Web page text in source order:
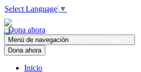
Select Language ▼
Dona ahora
Menú de navegación
Dona ahora
Inicio